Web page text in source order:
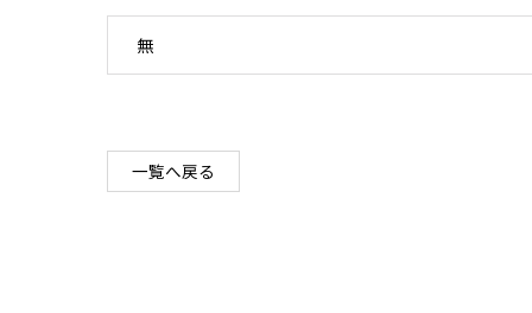
無
一覧へ戻る